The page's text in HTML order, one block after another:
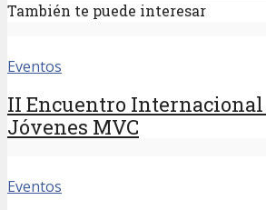
También te puede interesar
Eventos
II Encuentro
Jóvenes MVC
Eventos